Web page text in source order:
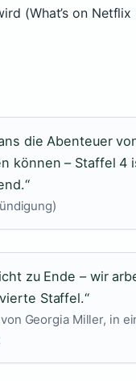
(What’s on Netflix
die Abenteuer
können – Staffel 4
zu Ende – wir
Staffel.“
Georgia Miller, in